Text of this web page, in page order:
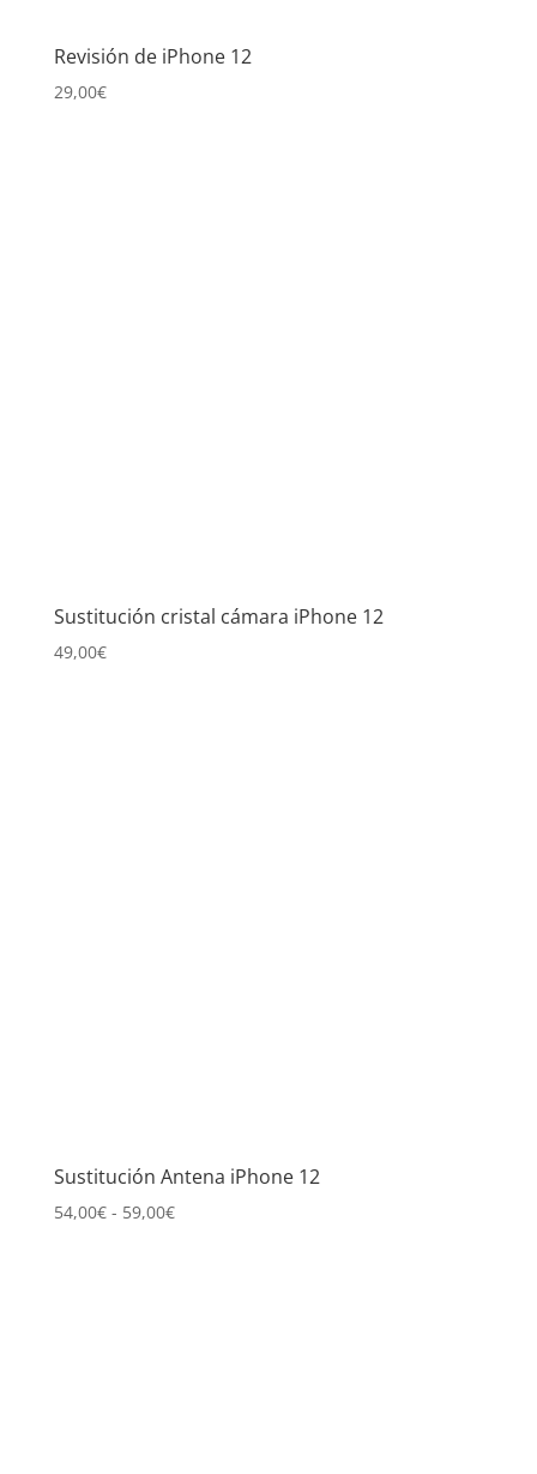
Revisión de iPhone 12
29,00€
Sustitución cristal cámara iPhone 12
49,00€
Sustitución Antena iPhone 12
54,00€ - 59,00€Rango